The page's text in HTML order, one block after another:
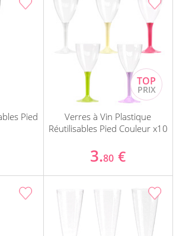
Pied
Verres à Vin Plastique
Réutilisables Pied Couleur x10
3.80 €